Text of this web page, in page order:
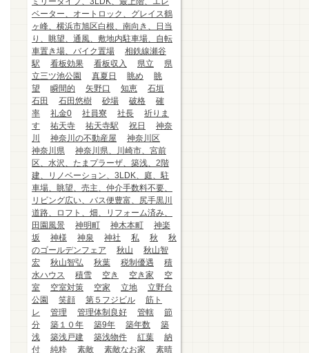
ベーター、オートロック、グレイス鶴
ヶ峰、横浜市旭区白根、南向き、日当
り、眺望、通風、敷地内駐車場、自転
車置き場、バイク置場
相鉄線瀬谷
駅
看板効果 看板収入 県立
県
立三ツ池公園
真夏日 眺め
眺
望
瞬間的 矢野口 知恵
石垣
石田
石田悠樹 砂場 破格
確
率
礼金0 社員寮 社長
祈りま
す
祐天寺 祐天寺駅 祝日
神奈
川
神奈川の不動産屋
神奈川区
神奈川県
神奈川県、川崎市、宮前
区、水沢、たまプラーザ、築浅、2階
建、リノベーション、3LDK、庭、駐
車場、眺望、売主、仲介手数料不要、
リビング広い、バス便豊富、尻手黒川
道路、ロフト、畑、リフォーム済み、
田園風景
神明町 神木本町
神楽
坂
神様 神泉 神社 私 秋
秋
のゴールデンフェア
秋山
秋山智
宏
秋山智弘 秋葉 税制優遇
積
水ハウス
積雪 空き 空き家
空
室
空室対策 空家 立地
立野台
公園
笑顔 第５フジビル
筋ト
レ
管理 管理体制良好 管轄
節
分
築１０年 築9年 築年数
築
浅
築浅戸建 築浅物件 紅葉
納
付
純粋 素敵 素敵なお家
素晴